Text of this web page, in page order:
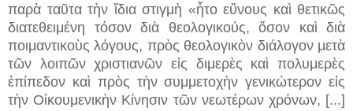
παρὰ ταῦτα τὴν ἴδια στιγμὴ «ἦτο εὔνους καὶ θετικῶς
διατεθειμένη τόσον διὰ θεολογικούς, ὅσον καὶ διὰ
ποιμαντικοὺς λόγους, πρὸς θεολογικὸν διάλογον μετὰ
τῶν λοιπῶν χριστιανῶν εἰς διμερὲς καὶ πολυμερὲς
ἐπίπεδον καὶ πρὸς τὴν συμμετοχὴν γενικώτερον εἰς
τὴν Οἰκουμενικὴν Κίνησιν τῶν νεωτέρων χρόνων, [...]